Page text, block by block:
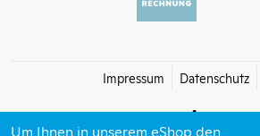
Impressum Datenschutz
Um Ihnen in unserem eShop den